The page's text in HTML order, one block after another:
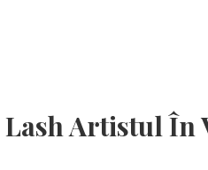
Lash Artistul În